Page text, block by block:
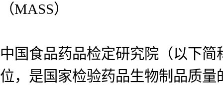
（MASS）
中国食品药品检定研究院（以下
位，是国家检验药品生物制品质